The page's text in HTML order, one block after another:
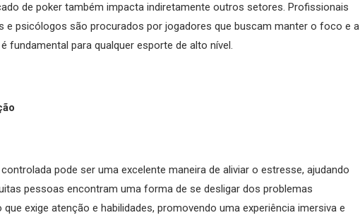
de poker também impacta indiretamente outros setores. Profissionais
psicólogos são procurados por jogadores que buscam manter o foco e a
fundamental para qualquer esporte de alto nível.
pode ser uma excelente maneira de aliviar o estresse, ajudando
pessoas encontram uma forma de se desligar dos problemas
exige atenção e habilidades, promovendo uma experiência imersiva e